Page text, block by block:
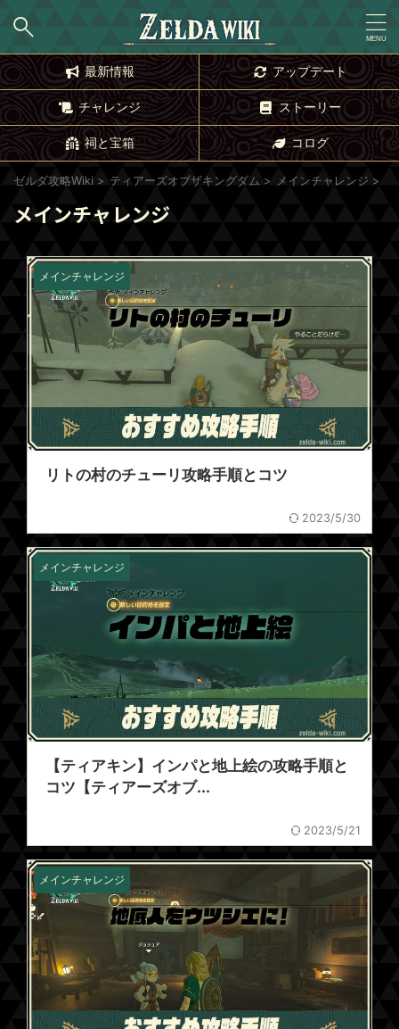
最新情報 アップデート
チャレンジ ストーリー
祠と宝箱 コログ
ゼルダ攻略Wiki > ティアーズオブザキングダム > メインチャレンジ >
メインチャレンジ
メインチャレンジ
リトの村のチューリ攻略手順とコツ
2023/5/30
メインチャレンジ
【ティアキン】インパと地上絵の攻略手順と
コツ【ティアーズオブ...
2023/5/21
メインチャレンジ